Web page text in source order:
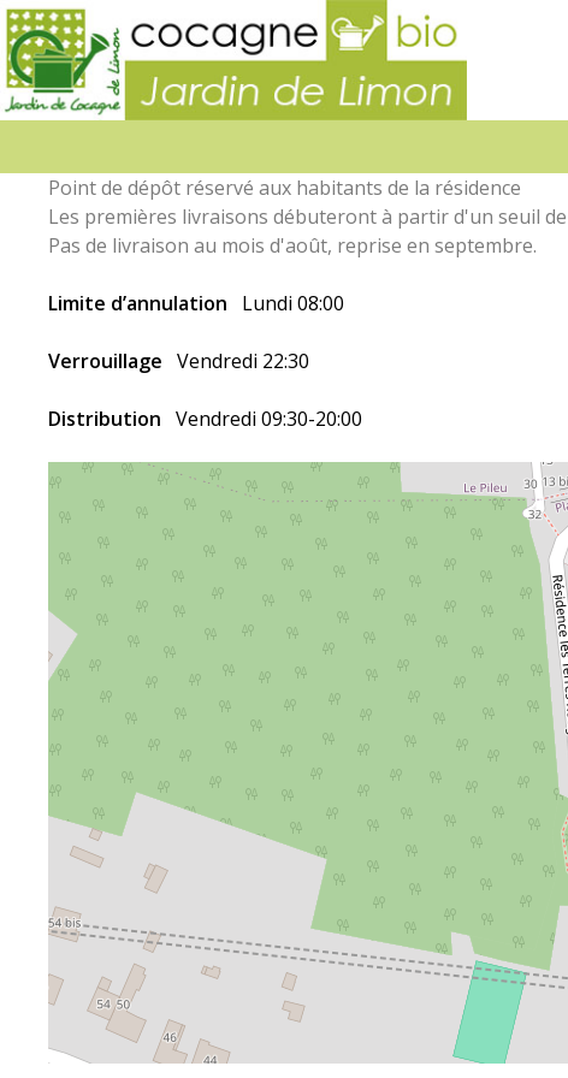
Point de dépôt réservé aux habitants de la résidence
Les premières livraisons débuteront à partir d'un seuil
Pas de livraison au mois d'août, reprise en septembre.
Limite d’annulation Lundi 08:00
Verrouillage Vendredi 22:30
Distribution Vendredi 09:30-20:00